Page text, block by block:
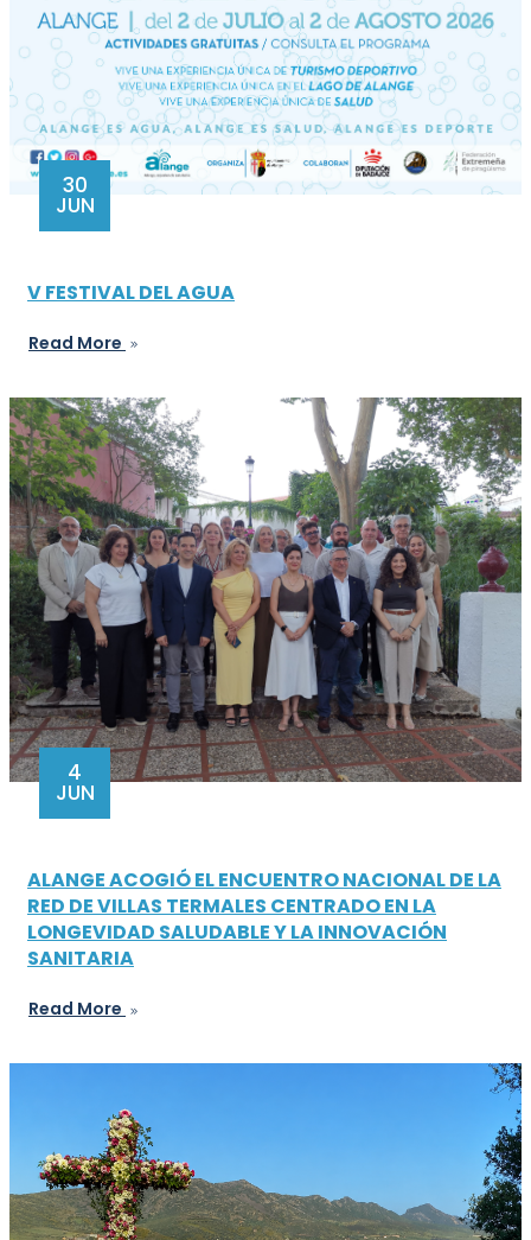
30
JUN
V FESTIVAL DEL AGUA
Read More
4
JUN
ALANGE ACOGIÓ EL ENCUENTRO NACIONAL DE LA
RED DE VILLAS TERMALES CENTRADO EN LA
LONGEVIDAD SALUDABLE Y LA INNOVACIÓN
SANITARIA
Read More